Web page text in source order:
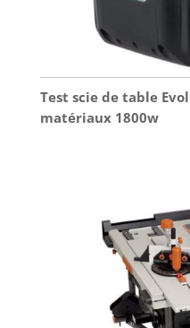
Test scie de table
matériaux 1800w